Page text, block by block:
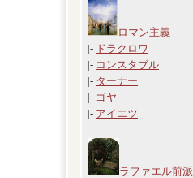
ロマン主義
|- ドラクロワ
|- コンスタブル
|- ターナー
|- ゴヤ
|- アイエツ
ラファエル前派